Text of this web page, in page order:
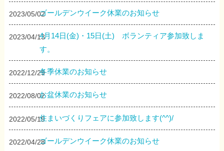
2023/05/02ゴールデンウイーク休業のお知らせ
2023/04/134月14日(金)・15日(土) ボランティア参加致しま
す。
2022/12/29冬季休業のお知らせ
2022/08/02お盆休業のお知らせ
2022/05/19住まいづくりフェアに参加致します(^^)/
2022/04/28ゴールデンウイーク休業のお知らせ